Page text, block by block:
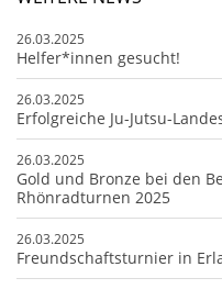
26.03.2025
Helfer*innen gesucht!
26.03.2025
Erfolgreiche Ju-Jutsu-
26.03.2025
Gold und Bronze bei den
Rhönradturnen 2025
26.03.2025
Freundschaftsturnier in